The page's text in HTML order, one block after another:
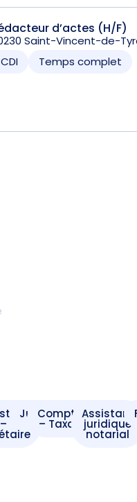
d’actes (H/F)
Saint-Vincent-de-
CDI
Temps complet
–
JuristeComptable
– Taxateur
Assistant
juridique
notarial